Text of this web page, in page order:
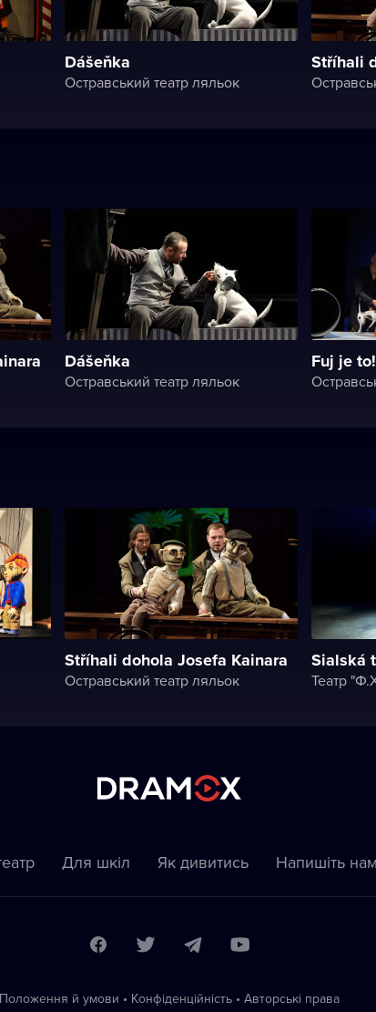
Dášeňka
Остравський театр ляльок
Stříhali
Dášeňka
Остравський театр ляльок
Fuj je to!
Stříhali dohola Josefa Kainara
Остравський театр ляльок
Sialská
Театр
Для шкіл Як дивитись Напишіть нам
Положення й умови • Конфіденційність • Автoрські права